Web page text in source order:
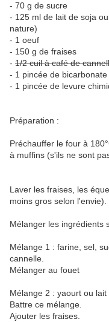
- 70 g de sucre
- 125 ml de lait de soja
nature)
- 1 oeuf
- 150 g de fraises
- 1/2 cuil à café de
- 1 pincée de
- 1 pincée de levure
Préparation :
Préchauffer le four à
à muffins (s'ils ne sont
Laver les fraises, les
moins gros selon l'envie).
Mélanger les ingrédients
Mélange 1 : farine, sel,
cannelle.
Mélanger au fouet
Mélange 2 : yaourt ou lait
Battre ce mélange.
Ajouter les fraises.